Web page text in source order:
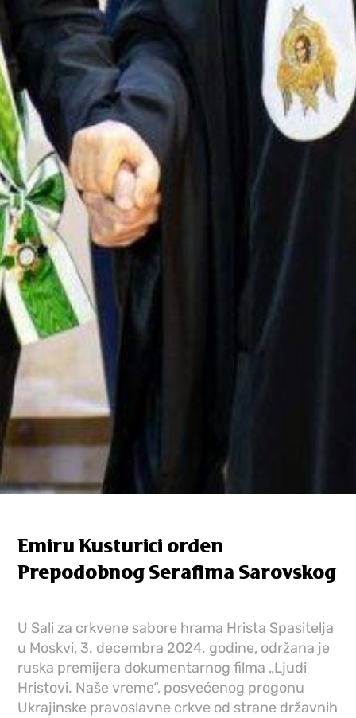
Emiru Kusturici orden
Prepodobnog Serafima Sarovskog
U Sali za crkvene sabore hrama Hrista Spasitelja
u Moskvi, 3. decembra 2024. godine, održana je
ruska premijera dokumentarnog filma „Ljudi
Hristovi. Naše vreme“, posvećenog progonu
Ukrajinske pravoslavne crkve od strane državnih